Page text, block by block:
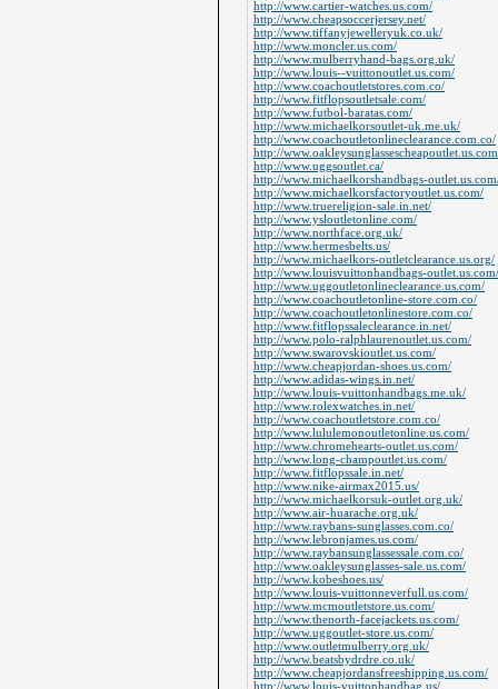
http://www.cartier-watches.us.com/
http://www.cheapsoccerjersey.net/
http://www.tiffanyjewelleryuk.co.uk/
http://www.moncler.us.com/
http://www.mulberryhand-bags.org.uk/
http://www.louis--vuittonoutlet.us.com/
http://www.coachoutletstores.com.co/
http://www.fitflopsoutletsale.com/
http://www.futbol-baratas.com/
http://www.michaelkorsoutlet-uk.me.uk/
http://www.coachoutletonlineclearance.com.co/
http://
http://www.uggsoutlet.ca/
http://www.michaelkorshandbags-
http://www.michaelkorsfactoryoutlet.us.com/
http://www.truereligion-sale.in.net/
http://www.ysloutletonline.com/
http://www.northface.org.uk/
http://www.hermesbelts.us/
http://www.michaelkors-outletclearance.us.org/
http://www.louisvuittonhandbags-outlet.us.com/
http://www.uggoutletonlineclearance.us.com/
http://www.coachoutletonline-store.com.co/
http://www.coachoutletonlinestore.com.co/
http://www.fitflopssaleclearance.in.net/
http://www.polo-ralphlaurenoutlet.us.com/
http://www.swarovskioutlet.us.com/
http://www.cheapjordan-shoes.us.com/
http://www.adidas-wings.in.net/
http://www.louis-vuittonhandbags.me.uk/
http://www.rolexwatches.in.net/
http://www.coachoutletstore.com.co/
http://www.lululemonoutletonline.us.com/
http://www.chromehearts-outlet.us.com/
http://www.long-champoutlet.us.com/
http://www.fitflopssale.in.net/
http://www.nike-airmax2015.us/
http://www.michaelkorsuk-outlet.org.uk/
http://www.air-huarache.org.uk/
http://www.raybans-sunglasses.com.co/
http://www.lebronjames.us.com/
http://www.raybansunglassessale.com.co/
http://www.oakleysunglasses-sale.us.com/
http://www.kobeshoes.us/
http://www.louis-vuittonneverfull.us.com/
http://www.mcmoutletstore.us.com/
http://www.thenorth-facejackets.us.com/
http://www.uggoutlet-store.us.com/
http://www.outletmulberry.org.uk/
http://www.beatsbydrdre.co.uk/
http://www.cheapjordansfreeshipping.us.com/
http://www.louis-vuittonhandbag.us/